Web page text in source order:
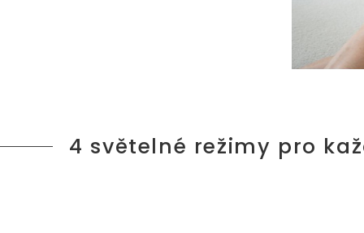
4 světelné režimy pro